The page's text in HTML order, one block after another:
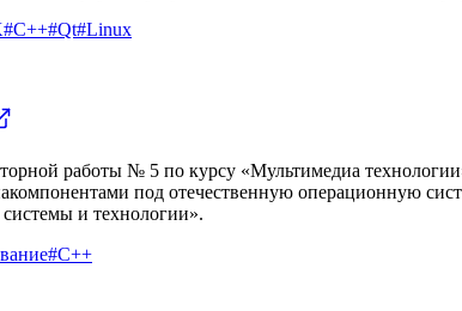
#C++#Qt#Linux
работы № 5 по курсу «Мультимедиа
под отечественную операционную
и технологии».
#C++